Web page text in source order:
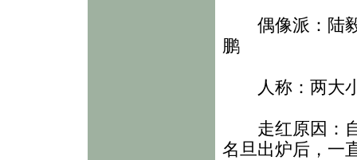
偶像派：陆
鹏
人称：两大
走红原因：
名旦出炉后，一